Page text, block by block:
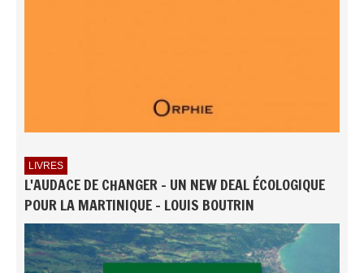
LIVRES
L'AUDACE DE CHANGER - UN NEW DEAL ÉCOLOGIQUE
POUR LA MARTINIQUE - LOUIS BOUTRIN